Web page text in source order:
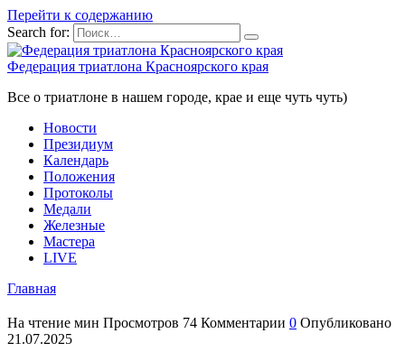
Перейти к содержанию
Search for:
Федерация триатлона Красноярского края
Все о триатлоне в нашем городе, крае и еще чуть чуть)
Новости
Президиум
Календарь
Положения
Протоколы
Медали
Железные
Мастера
LIVE
Главная
На чтение мин Просмотров 74 Комментарии 0 Опубликовано
21.07.2025